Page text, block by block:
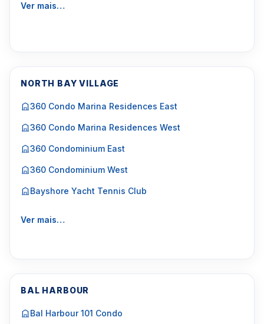
Ver mais…
NORTH BAY VILLAGE
360 Condo Marina Residences East
360 Condo Marina Residences West
360 Condominium East
360 Condominium West
Bayshore Yacht Tennis Club
Ver mais…
BAL HARBOUR
Bal Harbour 101 Condo